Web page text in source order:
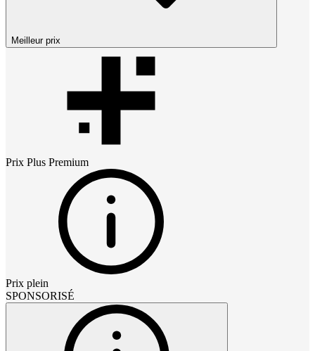
Meilleur prix
Prix Plus Premium
Prix plein
SPONSORISÉ